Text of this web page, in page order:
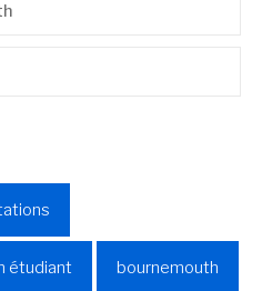
étudiant bournemouth